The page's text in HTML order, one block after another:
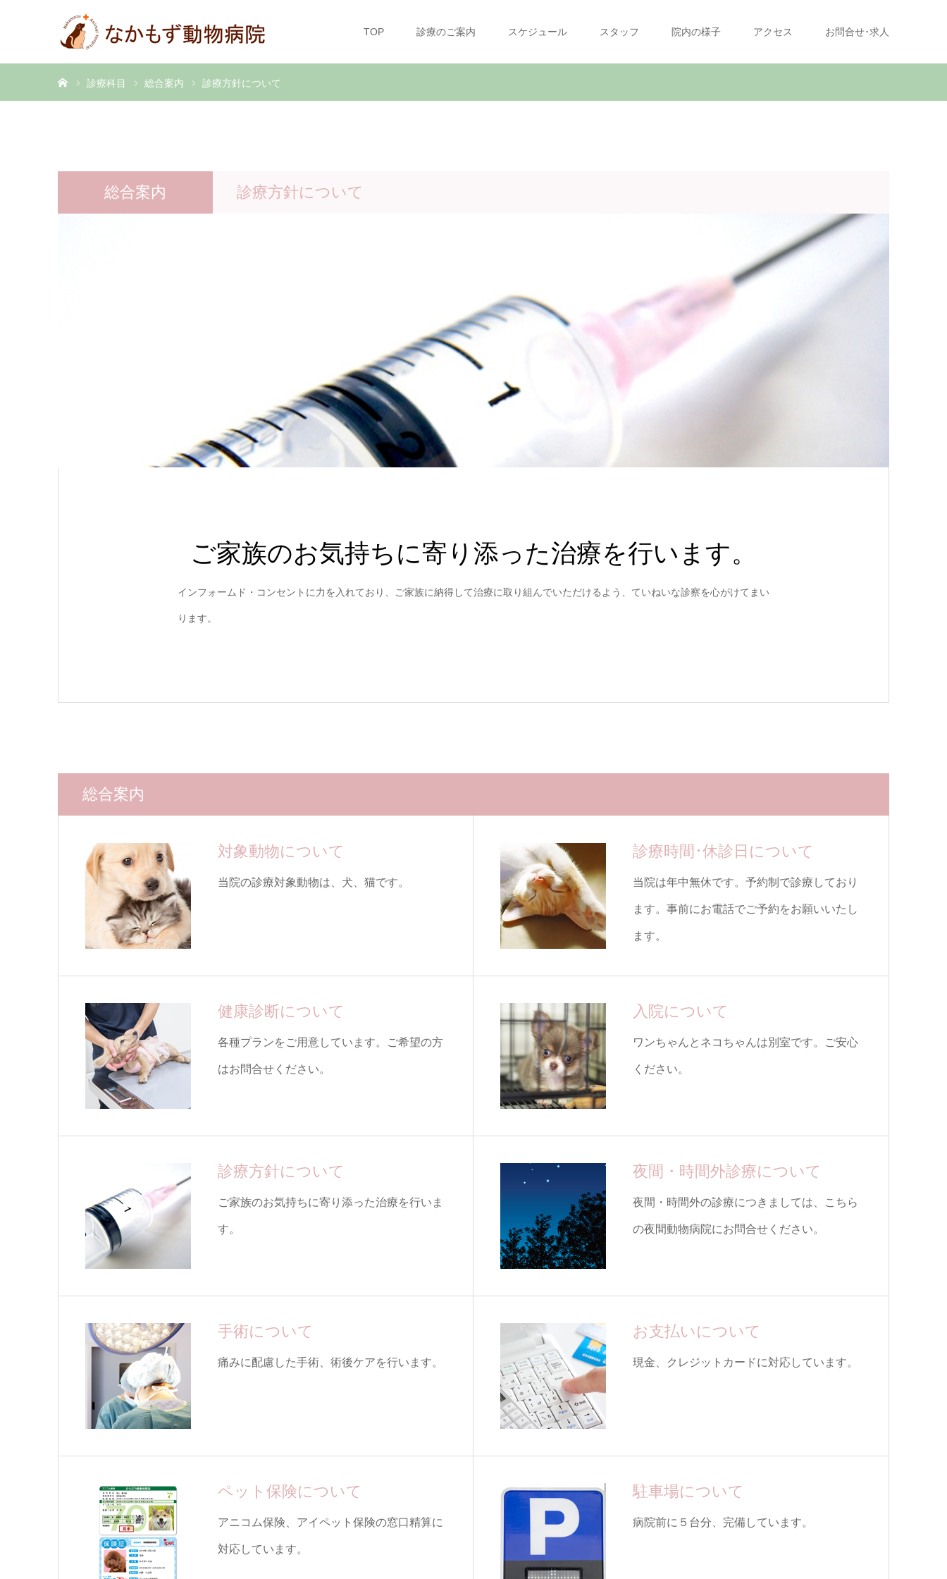
TOP 診療のご案内 スケジュール スタッフ 院内の様子 アクセス お問合せ･求人
診療科目 総合案内 診療方針について
総合案内 診療方針について
ご家族のお気持ちに寄り添った治療を行います。
インフォームド・コンセントに力を入れており、ご家族に納得して治療に取り組んでいただけるよう、ていねいな診察を心がけてまい
ります。
総合案内
対象動物について
当院の診療対象動物は、犬、猫です。
診療時間･休診日について
当院は年中無休です。予約制で診療しており
ます。事前にお電話でご予約をお願いいたし
ます。
健康診断について
各種プランをご用意しています。ご希望の方
はお問合せください。
入院について
ワンちゃんとネコちゃんは別室です。ご安心
ください。
診療方針について
ご家族のお気持ちに寄り添った治療を行いま
す。
夜間・時間外診療について
夜間・時間外の診療につきましては、こちら
の夜間動物病院にお問合せください。
手術について
痛みに配慮した手術、術後ケアを行います。
お支払いについて
現金、クレジットカードに対応しています。
ペット保険について
アニコム保険、アイペット保険の窓口精算に
対応しています。
駐車場について
病院前に５台分、完備しています。